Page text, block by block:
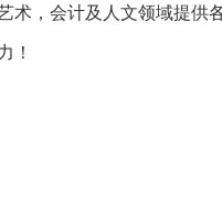
术，会计及人文领域提
！